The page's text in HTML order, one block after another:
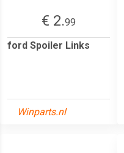
€ 2.99
ford Spoiler Links
Winparts.nl